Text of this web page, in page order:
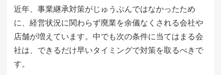
近年、事業継承対策がじゅうぶんではなかったため
に、経営状況に関わらず廃業を余儀なくされる会社や
店舗が増えています。中でも次の条件に当てはまる会
社は、できるだけ早いタイミングで対策を取るべきで
す。